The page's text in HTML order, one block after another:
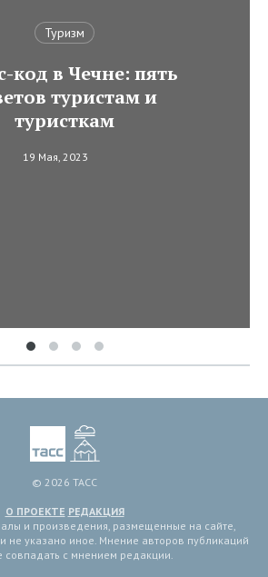
Туризм
код в Чечне: пять
туристам и
туристкам
19 Мая, 2023
© 2026 ТАСС
О ПРОЕКТЕ РЕДАКЦИЯ
и произведения, размещенные на сайте,
не указано иное. Мнение авторов публикаций
совпадать с мнением редакции.